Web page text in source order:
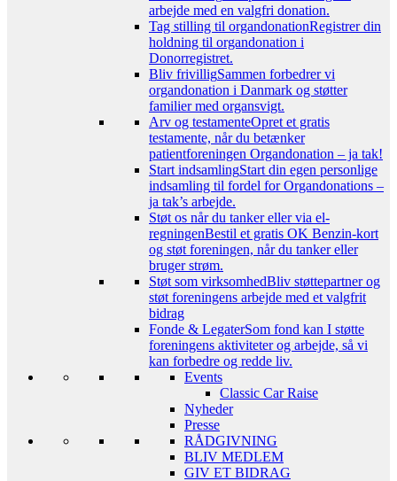
arbejde med en valgfri donation.
Tag stilling til organdonationRegistrer din
holdning til organdonation i
Donorregistret.
Bliv frivilligSammen forbedrer vi
organdonation i Danmark og støtter
familier med organsvigt.
Arv og testamenteOpret et gratis
testamente, når du betænker
patientforeningen Organdonation – ja tak!
Start indsamlingStart din egen personlige
indsamling til fordel for Organdonations –
ja tak’s arbejde.
Støt os når du tanker eller via el-
regningenBestil et gratis OK Benzin-kort
og støt foreningen, når du tanker eller
bruger strøm.
Støt som virksomhedBliv støttepartner og
støt foreningens arbejde med et valgfrit
bidrag
Fonde & LegaterSom fond kan I støtte
foreningens aktiviteter og arbejde, så vi
kan forbedre og redde liv.
Events
Classic Car Raise
Nyheder
Presse
RÅDGIVNING
BLIV MEDLEM
GIV ET BIDRAG